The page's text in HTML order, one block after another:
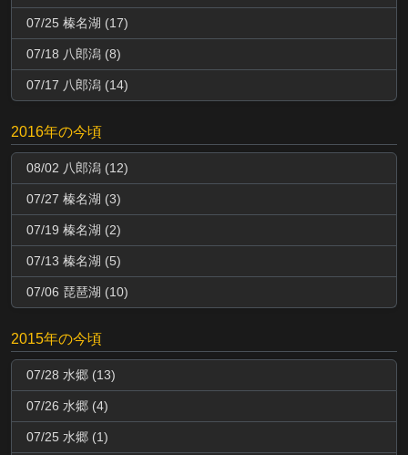
07/25 榛名湖 (17)
07/18 八郎潟 (8)
07/17 八郎潟 (14)
2016年の今頃
08/02 八郎潟 (12)
07/27 榛名湖 (3)
07/19 榛名湖 (2)
07/13 榛名湖 (5)
07/06 琵琶湖 (10)
2015年の今頃
07/28 水郷 (13)
07/26 水郷 (4)
07/25 水郷 (1)